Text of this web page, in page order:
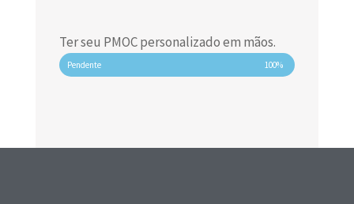
Ter seu PMOC personalizado em mãos.
Pendente 100%